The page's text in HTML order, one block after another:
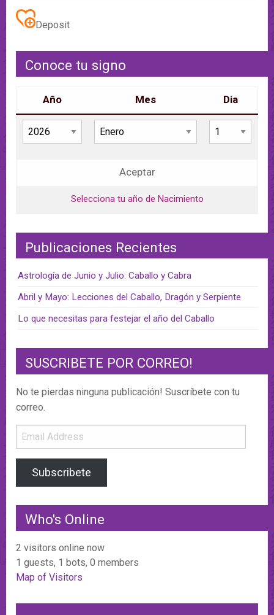
Deposit
Conoce tu signo
Año Mes Dia
Aceptar
Selecciona tu año de Nacimiento
Publicaciones Recientes
Astrología de Junio y Julio: Caballo y Cabra
Abril y Mayo: Lecciones del Caballo, Dragón y Serpiente
Lo que necesitas para festejar el año del Caballo
SUSCRIBETE POR CORREO!
No te pierdas ninguna publicación! Suscríbete con tu
correo.
Email
Address
Subscribete
Who's Online
2 visitors online now
1 guests, 1 bots, 0 members
Map of Visitors